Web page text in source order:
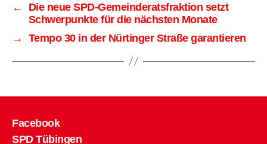
←
Die neue SPD-Gemeinderatsfraktion setzt
Schwerpunkte für die nächsten Monate
→
Tempo 30 in der Nürtinger Straße garantieren
Facebook
SPD Tübingen